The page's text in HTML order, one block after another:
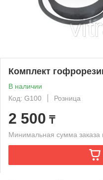
Комплект
В наличии
Код: G100
Розница
2 500 ₸
Минимальная сумма